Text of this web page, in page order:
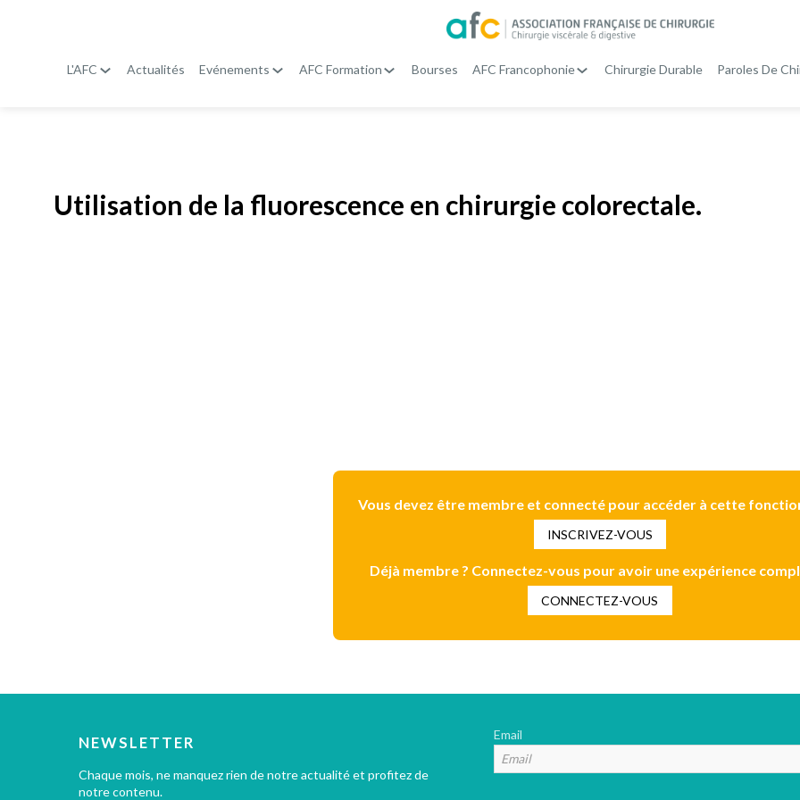
L'AFC Actualités Evénements AFC Formation Bourses AFC Francophonie Chirurgie Durable Paroles De
Utilisation de la fluorescence en chirurgie colorectale.
Vous devez être membre et connecté pour accéder à cette
INSCRIVEZ-VOUS
Déjà membre ? Connectez-vous pour avoir une expérience
CONNECTEZ-VOUS
NEWSLETTER
Chaque mois, ne manquez rien de notre actualité et profitez de
notre contenu.
Email